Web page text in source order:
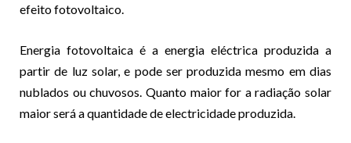
efeito fotovoltaico.
Energia fotovoltaica é a energia eléctrica produzida a
partir de luz solar, e pode ser produzida mesmo em dias
nublados ou chuvosos. Quanto maior for a radiação solar
maior será a quantidade de electricidade produzida.